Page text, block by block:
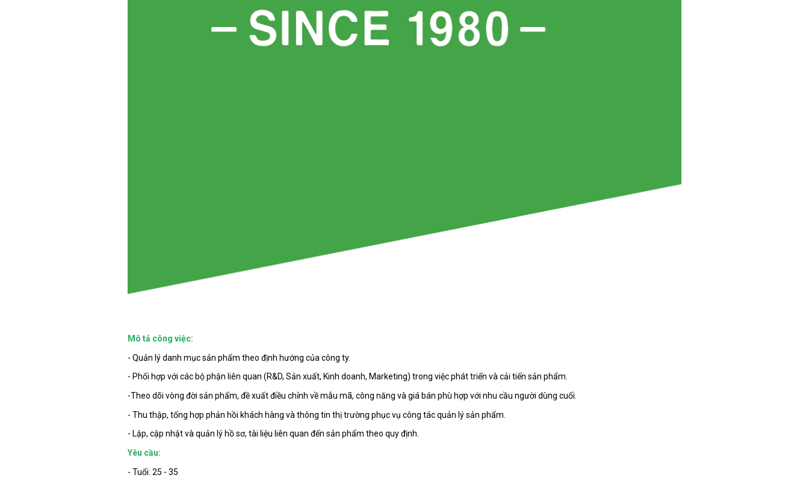
Mô tả công việc:
- Quản lý danh mục sản phẩm theo định hướng của công ty.
- Phối hợp với các bộ phận liên quan (R&D, Sản xuất, Kinh doanh, Marketing) trong việc phát triển và cải tiến sản phẩm.
-Theo dõi vòng đời sản phẩm, đề xuất điều chỉnh về mẫu mã, công năng và giá bán phù hợp với nhu cầu người dùng cuối.
- Thu thập, tổng hợp phản hồi khách hàng và thông tin thị trường phục vụ công tác quản lý sản phẩm.
- Lập, cập nhật và quản lý hồ sơ, tài liệu liên quan đến sản phẩm theo quy định.
Yêu cầu:
- Tuổi: 25 - 35